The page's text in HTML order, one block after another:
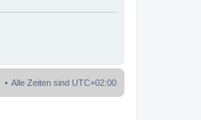
Alle Zeiten sind UTC+02:00